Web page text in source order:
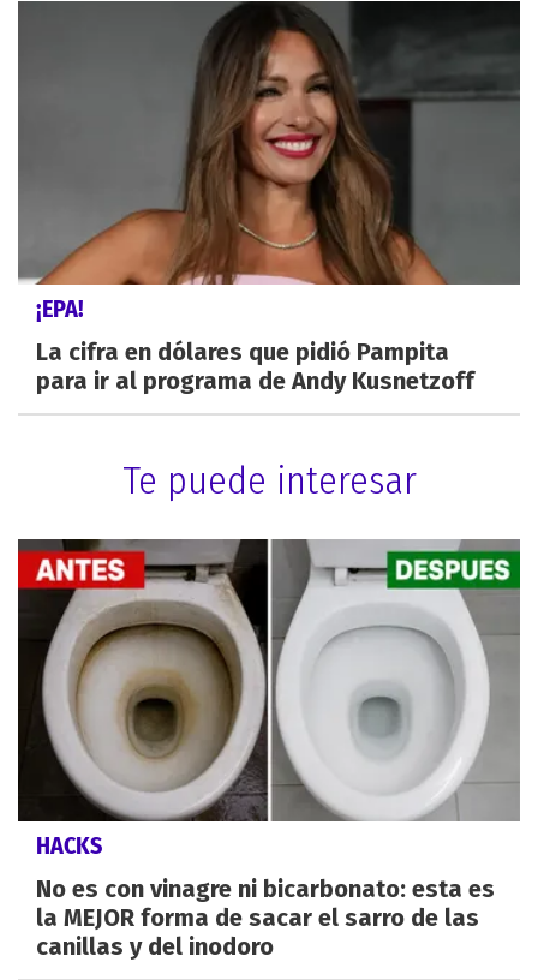
¡EPA!
La cifra en dólares que pidió Pampita
para ir al programa de Andy Kusnetzoff
Te puede interesar
HACKS
No es con vinagre ni bicarbonato: esta es
la MEJOR forma de sacar el sarro de las
canillas y del inodoro